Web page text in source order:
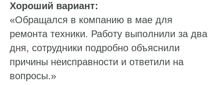
Хороший вариант:
«Обращался в компанию в мае для
ремонта техники. Работу выполнили за два
дня, сотрудники подробно объяснили
причины неисправности и ответили на
вопросы.»